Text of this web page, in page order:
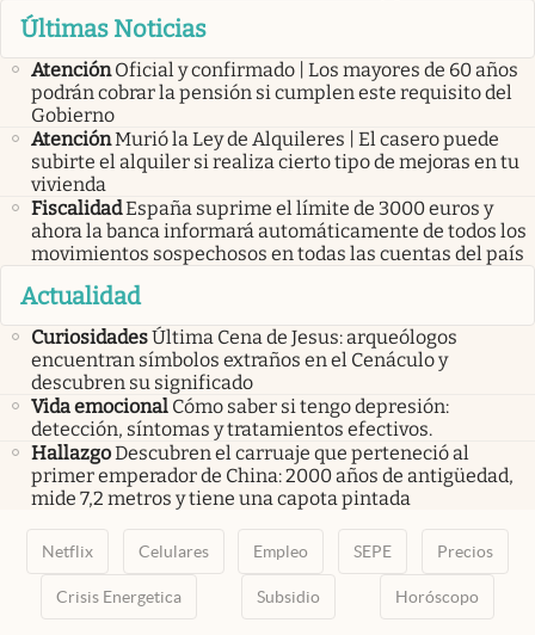
Últimas Noticias
Atención Oficial y confirmado | Los mayores de 60 años
podrán cobrar la pensión si cumplen este requisito del
Gobierno
AtenciónMurió la Ley de Alquileres | El casero puede
subirte el alquiler si realiza cierto tipo de mejoras en tu
vivienda
FiscalidadEspaña suprime el límite de 3000 euros y
ahora la banca informará automáticamente de todos los
movimientos sospechosos en todas las cuentas del país
Actualidad
CuriosidadesÚltima Cena de Jesus: arqueólogos
encuentran símbolos extraños en el Cenáculo y
descubren su significado
Vida emocional Cómo saber si tengo depresión:
detección, síntomas y tratamientos efectivos.
HallazgoDescubren el carruaje que perteneció al
primer emperador de China: 2000 años de antigüedad,
mide 7,2 metros y tiene una capota pintada
Netflix Celulares Empleo SEPE Precios
Crisis Energetica Subsidio Horóscopo